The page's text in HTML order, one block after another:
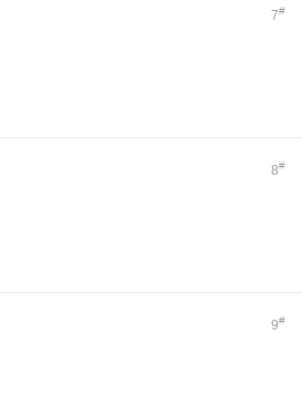
7#
8#
9#